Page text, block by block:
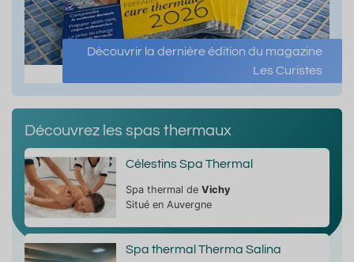
Découvrir la dernière édition du magazine
Les Curistes
Découvrez les spas thermaux
Célestins Spa Thermal
Spa thermal de Vichy
Situé en Auvergne
Spa thermal Therma Salina